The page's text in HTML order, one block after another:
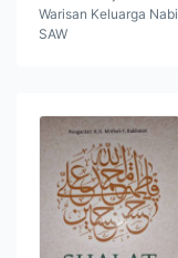
Warisan Keluarga Nabi
SAW